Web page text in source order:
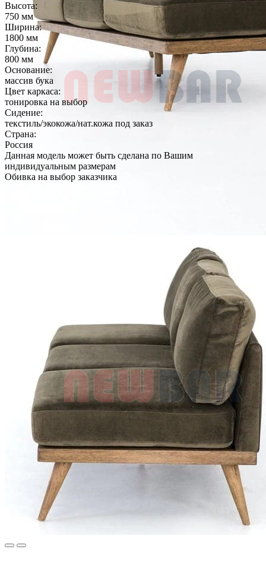
Высота:
750 мм
Ширина:
1800 мм
Глубина:
800 мм
Основание:
массив бука
Цвет каркаса:
тонировка на выбор
Сидение:
текстиль/экокожа/нат.кожа под заказ
Страна:
Россия
Данная модель может быть сделана по Вашим
индивидуальным размерам
Обивка на выбор заказчика